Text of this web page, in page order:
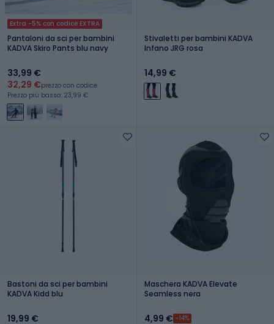
Extra -5% con codice EXTRA
Pantaloni da sci per bambini
KADVA Skiro Pants blu navy
33,99 €
32,29 €prezzo con codice
Prezzo più basso: 23,99 €
Stivaletti per bambini KADVA
Infano JRG rosa
14,99 €
Bastoni da sci per bambini
KADVA Kidd blu
19,99 €
Maschera KADVA Elevate
Seamless nera
4,99 € -14%